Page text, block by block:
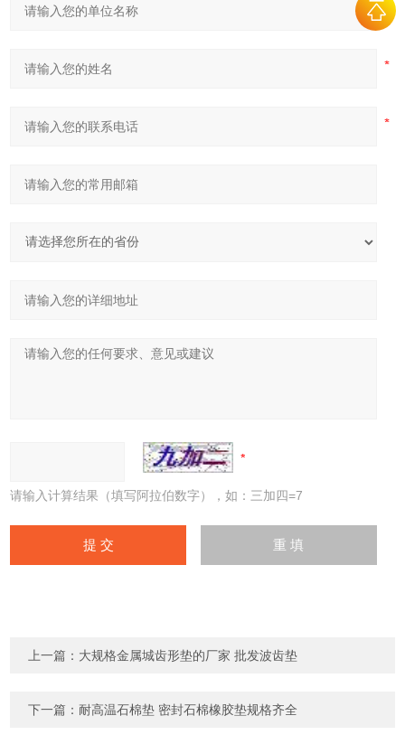
请输入计算结果（填写阿拉伯数字），如：三加四=7
上一篇： 大规格金属城齿形垫的厂家 批发波齿垫
下一篇： 耐高温石棉垫 密封石棉橡胶垫规格齐全